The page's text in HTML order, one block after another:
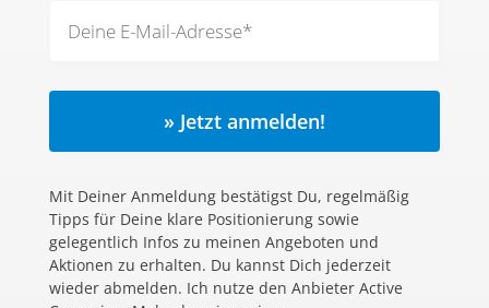
» Jetzt anmelden!
Mit Deiner Anmeldung bestätigst Du, regelmäßig
Tipps für Deine klare Positionierung sowie
gelegentlich Infos zu meinen Angeboten und
Aktionen zu erhalten. Du kannst Dich jederzeit
wieder abmelden. Ich nutze den Anbieter Active